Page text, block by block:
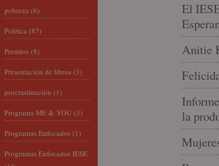
El
Anitie
la
pobreza (6)
Política (87)
Premios (8)
Presentación de libros (3)
procrastinación (1)
Programa ME & YOU (3)
Programas Enfocados (1)
Programas Enfocados IESE